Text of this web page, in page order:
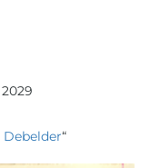
“